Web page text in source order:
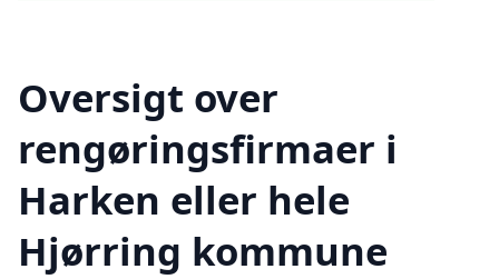
Oversigt over
rengøringsfirmaer i
Harken eller hele
Hjørring kommune